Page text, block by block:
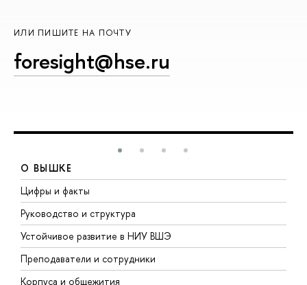
ИЛИ ПИШИТЕ НА ПОЧТУ
foresight@hse.ru
О ВЫШКЕ
Цифры и факты
Руководство и структура
Устойчивое развитие в НИУ ВШЭ
Преподаватели и сотрудники
Корпуса и общежития